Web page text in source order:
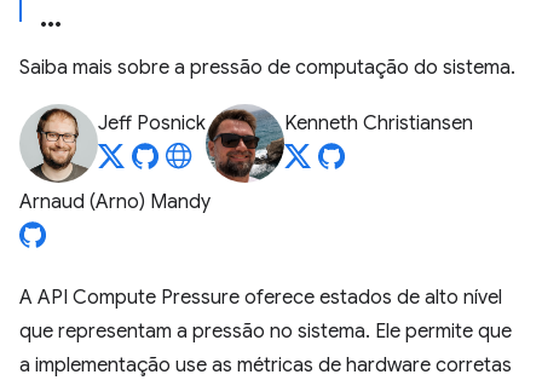
Saiba mais sobre a pressão de computação do sistema.
Jeff Posnick Kenneth Christiansen
Arnaud (Arno) Mandy
A API Compute Pressure oferece estados de alto nível
que representam a pressão no sistema. Ele permite que
a implementação use as métricas de hardware corretas